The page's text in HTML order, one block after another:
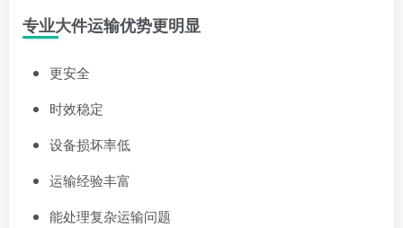
专业大件运输优势更明显
更安全
时效稳定
设备损坏率低
运输经验丰富
能处理复杂运输问题